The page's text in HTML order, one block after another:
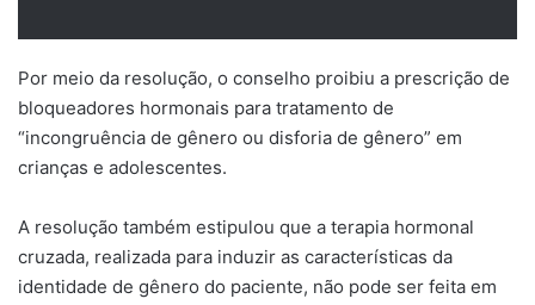
Por meio da resolução, o conselho proibiu a prescrição de
bloqueadores hormonais para tratamento de
“incongruência de gênero ou disforia de gênero” em
crianças e adolescentes.
A resolução também estipulou que a terapia hormonal
cruzada, realizada para induzir as características da
identidade de gênero do paciente, não pode ser feita em